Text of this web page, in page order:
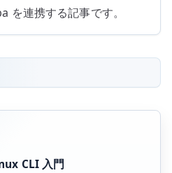
を連携する記事です。
CLI 入門